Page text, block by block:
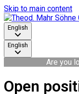
Skip to main content
English
English
Are you
Open